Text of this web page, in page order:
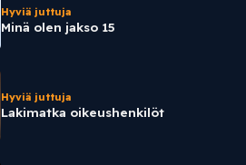
Hyviä juttuja
Minä olen jakso 15
Hyviä juttuja
Lakimatka oikeushenkilöt